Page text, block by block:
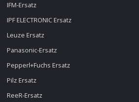
IFM-Ersatz
IPF ELECTRONIC Ersatz
Leuze Ersatz
Panasonic-Ersatz
Pepperl+Fuchs Ersatz
Pilz Ersatz
ReeR-Ersatz